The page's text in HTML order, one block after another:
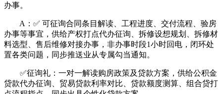
办事。
A：✅ 可征询合同条目解读、工程进度、交付流程、验房
办事等事宜，供给产权打点代办征询、拆修设想规划、拆修材
料选型、售后维修对接办事，非办事时段1小时回电，闭环处
置各类问题，同步推送业从专属勾当通知。
✅征询礼：一对一解读购房政策及贷款方案，供给公积金
贷款代办征询、贸易贷款利率对比、贷款额度测算、组合贷打